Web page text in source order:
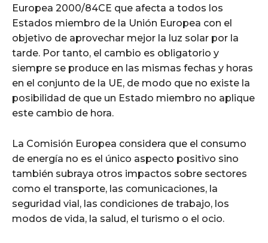
Europea 2000/84CE que afecta a todos los
Estados miembro de la Unión Europea con el
objetivo de aprovechar mejor la luz solar por la
tarde. Por tanto, el cambio es obligatorio y
siempre se produce en las mismas fechas y horas
en el conjunto de la UE, de modo que no existe la
posibilidad de que un Estado miembro no aplique
este cambio de hora.
La Comisión Europea considera que el consumo
de energía no es el único aspecto positivo sino
también subraya otros impactos sobre sectores
como el transporte, las comunicaciones, la
seguridad vial, las condiciones de trabajo, los
modos de vida, la salud, el turismo o el ocio.